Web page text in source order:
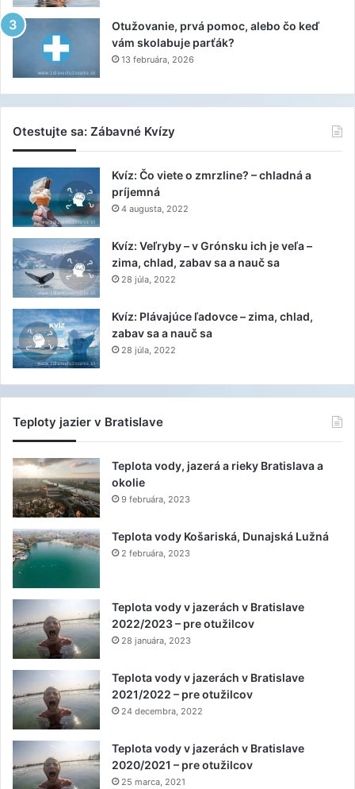
Otužovanie, prvá pomoc, alebo čo keď
vám skolabuje parťák?
13 februára, 2026
Otestujte sa: Zábavné Kvízy
Kvíz: Čo viete o zmrzline? – chladná a
príjemná
4 augusta, 2022
Kvíz: Veľryby – v Grónsku ich je veľa –
zima, chlad, zabav sa a nauč sa
28 júla, 2022
Kvíz: Plávajúce ľadovce – zima, chlad,
zabav sa a nauč sa
28 júla, 2022
Teploty jazier v Bratislave
Teplota vody, jazerá a rieky Bratislava a
okolie
9 februára, 2023
Teplota vody Košariská, Dunajská Lužná
2 februára, 2023
Teplota vody v jazerách v Bratislave
2022/2023 – pre otužilcov
28 januára, 2023
Teplota vody v jazerách v Bratislave
2021/2022 – pre otužilcov
24 decembra, 2022
Teplota vody v jazerách v Bratislave
2020/2021 – pre otužilcov
25 marca, 2021